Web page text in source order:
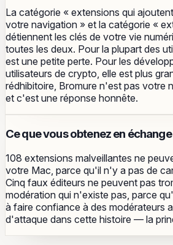
La catégorie « extensions qui
votre navigation » et la catégorie «
détiennent les clés de votre vie
toutes les deux. Pour la plupart des
est une petite perte. Pour les
utilisateurs de crypto, elle est plus
rédhibitoire, Bromure n'est pas votre
et c'est une réponse honnête.
Ce que vous obtenez en échange
108 extensions malveillantes ne
votre Mac, parce qu'il n'y a pas de
Cinq faux éditeurs ne peuvent pas
modération qui n'existe pas, parce
à faire confiance à des modérateurs
d'attaque dans cette histoire — la